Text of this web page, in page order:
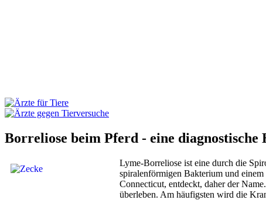
Borreliose beim Pferd - eine diagnostische
Lyme-Borreliose ist eine durch die
spiralenförmigen Bakterium und
Connecticut, entdeckt, daher der
überleben. Am häufigsten wird die